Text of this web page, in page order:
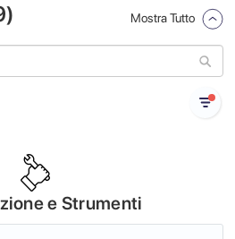
) Mostra Tutto
e Strumenti